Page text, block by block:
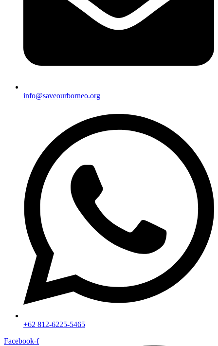
info@saveourborneo.org
+62 812-6225-5465
Facebook-f